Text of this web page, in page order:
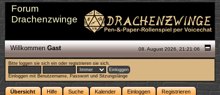
Forum
Drachenzwinge
08. August 2026, 21:21:06
WillkommenGast
Bitte loggen sie sich ein oderregistrieren sie sich.
Einloggen mit Benutzername, Passwort und Sitzungslänge
Übersicht Hilfe Suche Kalender Einloggen Registrieren